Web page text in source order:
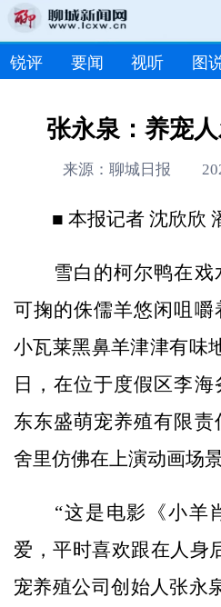
锐评 要闻 视听 图
张永泉：养宠
来源：聊城日报
■ 本报记者 沈欣欣
雪白的柯尔鸭在戏
可掬的侏儒羊悠闲咀
小瓦莱黑鼻羊津津有
日，在位于度假区李
东东盛萌宠养殖有限
舍里仿佛在上演动画场景
“这是电影《小羊
爱，平时喜欢跟在人身
宠养殖公司创始人张永